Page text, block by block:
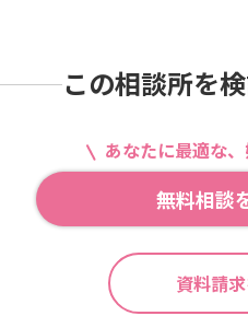
この相談所を
あなたに最適な
無料相談
資料請